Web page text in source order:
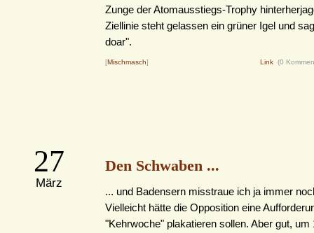
Zunge der Atomausstiegs-Trophy
Ziellinie steht gelassen ein grüner Igel und
doar".
[Mischmasch] Link (0
27
März
Den Schwaben ...
... und Badensern misstraue ich ja immer
Vielleicht hätte die Opposition eine
"Kehrwoche" plakatieren sollen. Aber gut, um